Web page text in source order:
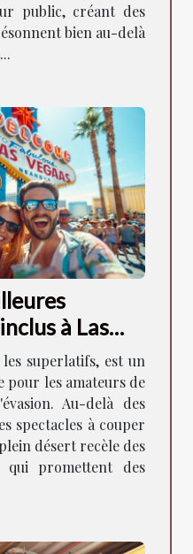
public, créant des
bien au-delà
à Las
superlatifs, est un
pour les amateurs de
Au-delà des
spectacles à couper
désert recèle des
qui promettent des